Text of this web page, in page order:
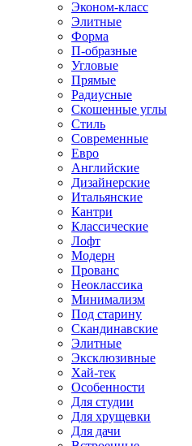
Эконом-класс
Элитные
Форма
П-образные
Угловые
Прямые
Радиусные
Скошенные углы
Стиль
Современные
Евро
Английские
Дизайнерские
Итальянские
Кантри
Классические
Лофт
Модерн
Прованс
Неоклассика
Минимализм
Под старину
Скандинавские
Элитные
Эксклюзивные
Хай-тек
Особенности
Для студии
Для хрущевки
Для дачи